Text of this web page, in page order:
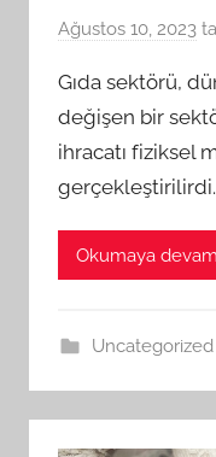
Ağustos 10, 2023
Gıda sektörü,
değişen bir
ihracatı fiziksel
gerçekleştirilirdi.
Okumaya
Uncategorized